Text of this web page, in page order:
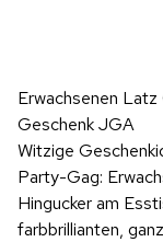
Erwachsenen
Geschenk JGA
Witzige
Party-Gag:
Hingucker am
farbbrillianten,